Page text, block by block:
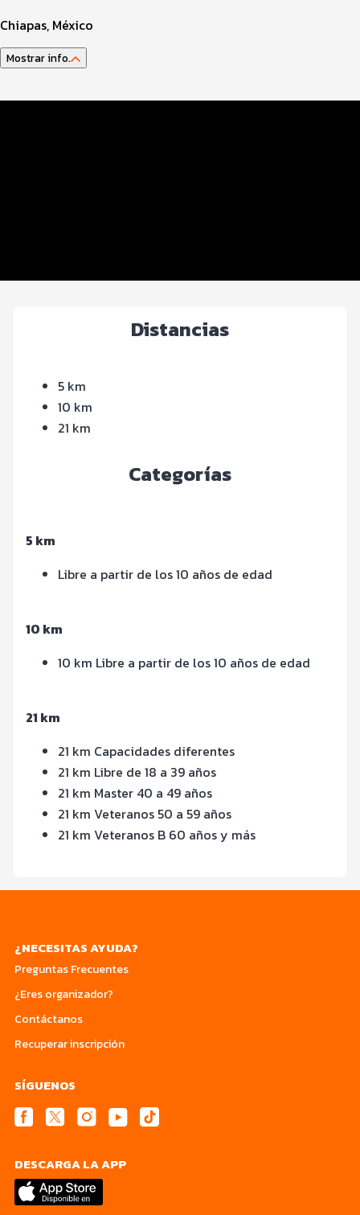
Chiapas, México
Mostrar info.
Distancias
5 km
10 km
21 km
Categorías
5 km
Libre a partir de los 10 años de edad
10 km
10 km Libre a partir de los 10 años de edad
21 km
21 km Capacidades diferentes
21 km Libre de 18 a 39 años
21 km Master 40 a 49 años
21 km Veteranos 50 a 59 años
21 km Veteranos B 60 años y más
¿NECESITAS AYUDA?
Preguntas Frecuentes
¿Eres organizador?
Contáctanos
Recuperar inscripción
SÍGUENOS
DESCARGA LA APP